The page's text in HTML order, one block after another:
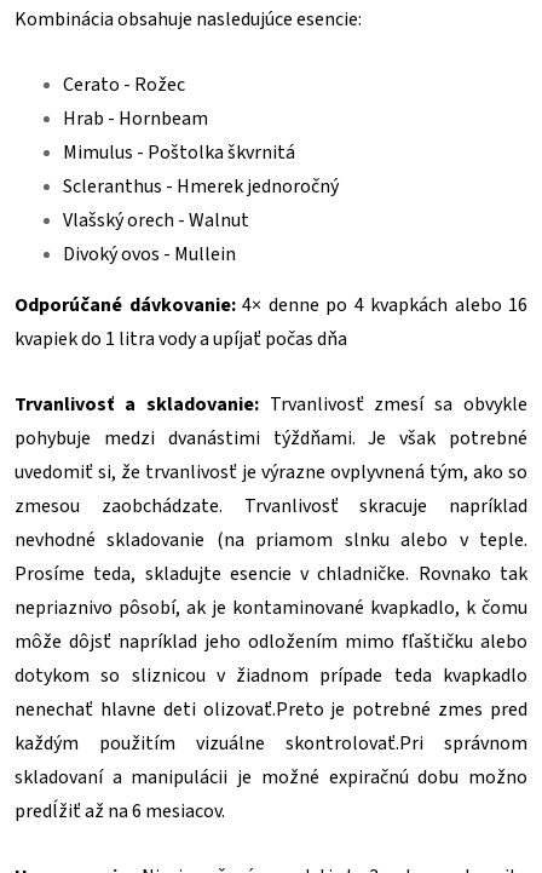
Kombinácia obsahuje nasledujúce esencie:
Cerato - Rožec
Hrab - Hornbeam
Mimulus - Poštolka škvrnitá
Scleranthus - Hmerek jednoročný
Vlašský orech - Walnut
Divoký ovos - Mullein
Odporúčané dávkovanie:4× denne po 4 kvapkách alebo 16
kvapiek do 1 litra vody a upíjať počas dňa
Trvanlivosť a skladovanie:Trvanlivosť zmesí sa obvykle
pohybuje medzi dvanástimi týždňami. Je však potrebné
uvedomiť si, že trvanlivosť je výrazne ovplyvnená tým, ako so
zmesou zaobchádzate. Trvanlivosť skracuje napríklad
nevhodné skladovanie (na priamom slnku alebo v teple.
Prosíme teda, skladujte esencie v chladničke. Rovnako tak
nepriaznivo pôsobí, ak je kontaminované kvapkadlo, k čomu
môže dôjsť napríklad jeho odložením mimo fľaštičku alebo
dotykom so sliznicou v žiadnom prípade teda kvapkadlo
nenechať hlavne deti olizovať.Preto je potrebné zmes pred
každým použitím vizuálne skontrolovať.Pri správnom
skladovaní a manipulácii je možné expiračnú dobu možno
predĺžiť až na 6 mesiacov.